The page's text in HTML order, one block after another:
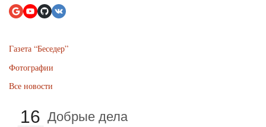
Газета “Беседер”
Фотографии
Все новости
16 Добрые дела